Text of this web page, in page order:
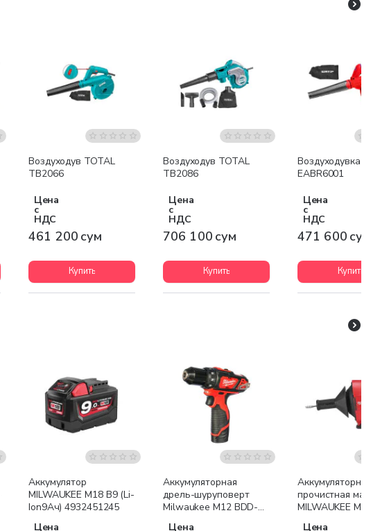
Воздуходув TOTAL
TB2066
Цена
с
НДС
461 200 сум
Купить
Воздуходув TOTAL
TB2086
Цена
с
НДС
706 100 сум
Купить
Воздуходувка
EABR6001
Цена
с
НДС
471 600 сум
Купить
Аккумулятор
MILWAUKEE M18 B9 (Li-
Ion9Ач) 4932451245
Цена
Аккумуляторная
дрель-шуруповерт
Milwaukee M12 BDD-
Цена
Аккумуляторная
прочистная машина
MILWAUKEE M12
Цена